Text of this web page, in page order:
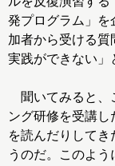
発プログラム」を
加者から受ける
実践ができない」
聞いてみると、
ング研修を受講
を読んだりして
うのだ。このよ